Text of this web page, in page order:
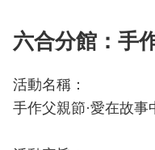
業
務
務
關
六合分館：手
活動名稱：
手作父親節·愛在故事